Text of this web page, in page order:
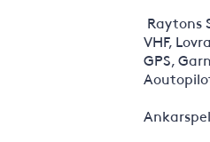
Raytons
VHF,
GPS,